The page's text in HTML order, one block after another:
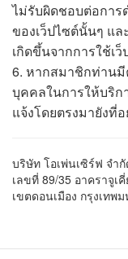
ไม่รับผิดชอบต่อการ
ของเว็ปไซต์นั้นๆ แ
เกิดขึ้นจากการใช้เ
6. หากสมาชิกท่านมี
บุคคลในการให้บริก
แจ้งโดยตรงมายังที่
บริษัท โอเพ่นเซิร์ฟ จำกั
เลขที่ 89/35 อาคราจู
เขตดอนเมือง กรุงเทพ